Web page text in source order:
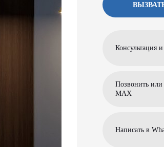
Консультация
Позвонить или
МАХ
Написать в